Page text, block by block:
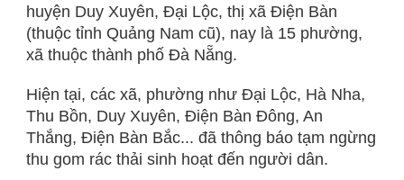
huyện Duy Xuyên, Đại Lộc, thị xã Điện Bàn
(thuộc tỉnh Quảng Nam cũ), nay là 15 phường,
xã thuộc thành phố Đà Nẵng.
Hiện tại, các xã, phường như Đại Lộc, Hà Nha,
Thu Bồn, Duy Xuyên, Điện Bàn Đông, An
Thắng, Điện Bàn Bắc... đã thông báo tạm ngừng
thu gom rác thải sinh hoạt đến người dân.